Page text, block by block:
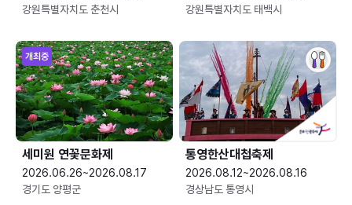
강원특별자치도 춘천시
강원특별자치도 태백시
개최중
세미원 연꽃문화제
2026.06.26~2026.08.17
경기도 양평군
통영한산대첩축제
2026.08.12~2026.08.16
경상남도 통영시